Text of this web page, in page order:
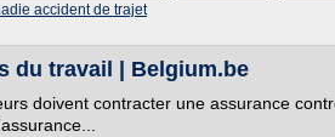
accident de trajet
du travail | Belgium.be
doivent contracter une assurance